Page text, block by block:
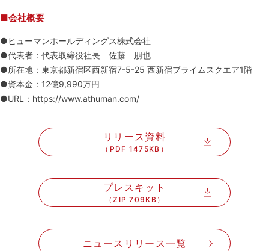
■会社概要
●ヒューマンホールディングス株式会社
●代表者：代表取締役社長 佐藤 朋也
●所在地：東京都新宿区西新宿7-5-25 西新宿プライムスクエア1階
●資本金：12億9,990万円
●URL：https://www.athuman.com/
リリース資料
（PDF 1475KB）
プレスキット
（ZIP 709KB）
ニュースリリース一覧